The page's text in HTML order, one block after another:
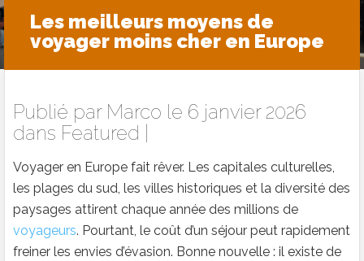
Les meilleurs moyens de
voyager moins cher en Europe
Publié par Marco le 6 janvier 2026
dans Featured
Voyager en Europe fait rêver. Les capitales culturelles,
les plages du sud, les villes historiques et la diversité des
paysages attirent chaque année des millions de
voyageurs. Pourtant, le coût d’un séjour peut rapidement
freiner les envies d’évasion. Bonne nouvelle : il existe de